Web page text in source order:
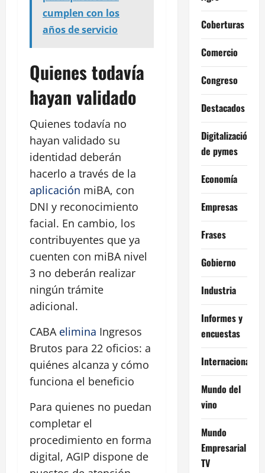
cumplen con los
años de servicio
Quienes todavía
hayan validado
Quienes todavía no
hayan validado su
identidad deberán
hacerlo a través de la
aplicación miBA, con
DNI y reconocimiento
facial. En cambio, los
contribuyentes que ya
cuenten con miBA nivel
3 no deberán realizar
ningún trámite
adicional.
CABA elimina Ingresos
Brutos para 22 oficios: a
quiénes alcanza y cómo
funciona el beneficio
Para quienes no puedan
completar el
procedimiento en forma
digital, AGIP dispone de
Coberturas
Comercio
Congreso
Destacados
Digitalización
de pymes
Economía
Empresas
Frases
Gobierno
Industria
Informes y
encuestas
Internacional
Mundo del
vino
Mundo
Empresarial
TV